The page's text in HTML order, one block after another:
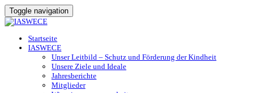
Toggle navigation
Startseite
IASWECE
Unser Leitbild – Schutz und Förderung der Kindheit
Unsere Ziele und Ideale
Jahresberichte
Mitglieder